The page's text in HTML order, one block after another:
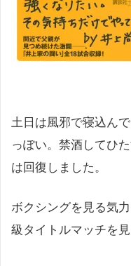
土日は風邪で寝込ん
っぽい。禁酒してひ
は回復しました。
ボクシングを見る気
級タイトルマッチを見